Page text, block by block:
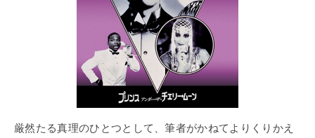
厳然たる真理のひとつとして、筆者がかねてよりくりかえ